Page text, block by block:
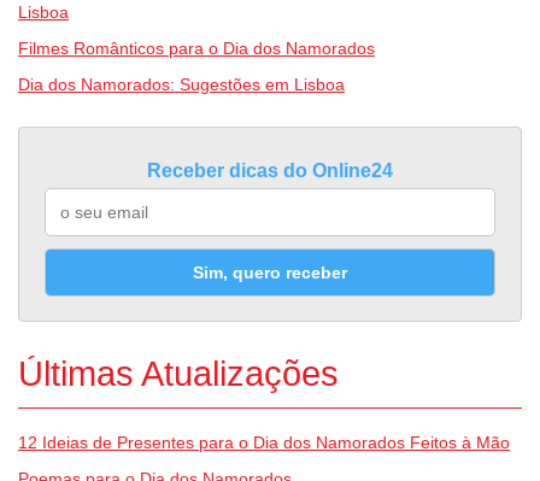
Lisboa
Filmes Românticos para o Dia dos Namorados
Dia dos Namorados: Sugestões em Lisboa
Receber dicas do Online24
Sim, quero receber
Últimas Atualizações
12 Ideias de Presentes para o Dia dos Namorados Feitos à Mão